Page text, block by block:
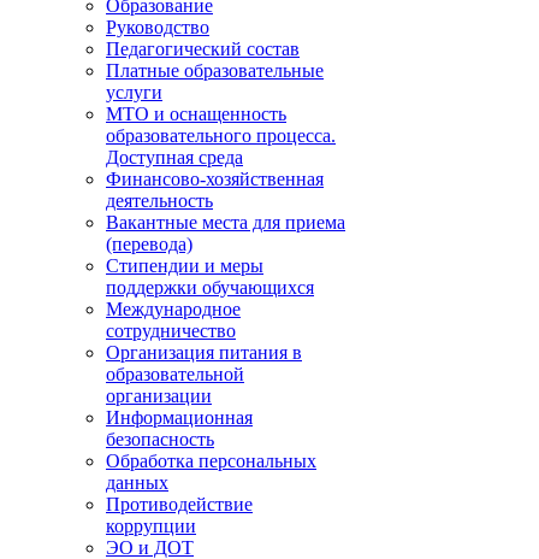
Образование
Руководство
Педагогический состав
Платные образовательные
услуги
МТО и оснащенность
образовательного процесса.
Доступная среда
Финансово-хозяйственная
деятельность
Вакантные места для приема
(перевода)
Стипендии и меры
поддержки обучающихся
Международное
сотрудничество
Организация питания в
образовательной
организации
Информационная
безопасность
Обработка персональных
данных
Противодействие
коррупции
ЭО и ДОТ